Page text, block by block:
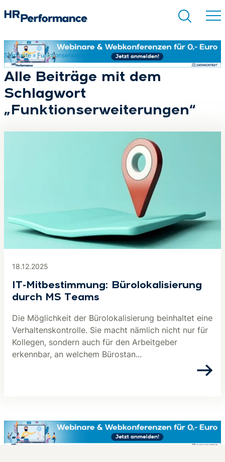
Suchen
Startseite» Funktionserweiterungen
Alle Beiträge mit dem
Schlagwort
„Funktionserweiterungen“
18.12.2025
IT-Mitbestimmung: Bürolokalisierung
durch MS Teams
Die Möglichkeit der Bürolokalisierung beinhaltet eine
Verhaltenskontrolle. Sie macht nämlich nicht nur für
Kollegen, sondern auch für den Arbeitgeber
erkennbar, an welchem Bürostan...